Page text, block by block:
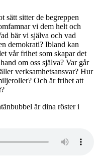
sätt sitter de begreppen
vi dem helt och
bär vi själva och vad
demokrati? Ibland kan
vår frihet som skapar det
om oss själva? Var går
verksamhetsansvar? Hur
Och är frihet att
är dina röster i